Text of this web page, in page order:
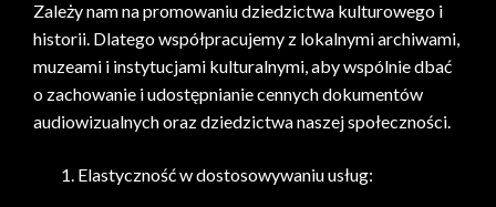
Zależy nam na promowaniu dziedzictwa kulturowego i
historii. Dlatego współpracujemy z lokalnymi archiwami,
muzeami i instytucjami kulturalnymi, aby wspólnie dbać
o zachowanie i udostępnianie cennych dokumentów
audiowizualnych oraz dziedzictwa naszej społeczności.
Elastyczność w dostosowywaniu usług: